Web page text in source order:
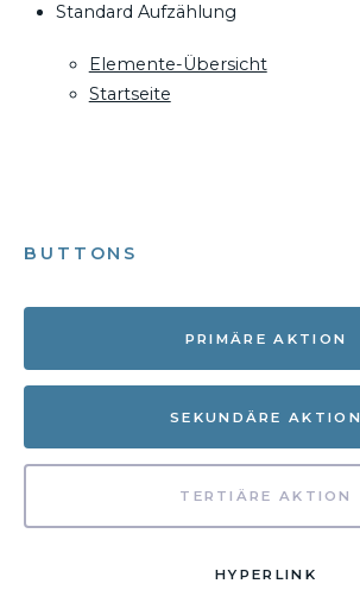
Standard Aufzählung
Elemente-Übersicht
Startseite
BUTTONS
PRIMÄRE AKTION
SEKUNDÄRE AKTION
TERTIÄRE AKTION
HYPERLINK